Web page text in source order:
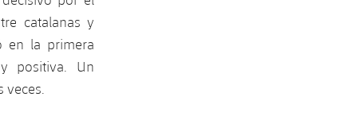
catalanas y
en la primera
positiva. Un
veces.